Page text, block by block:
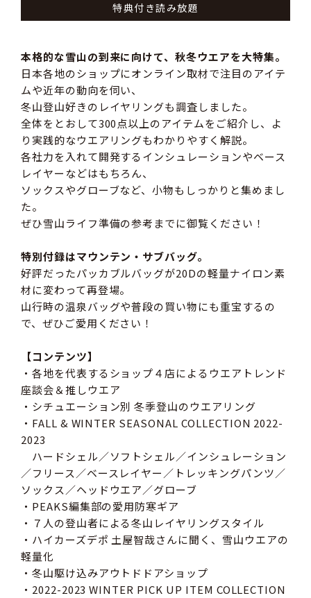
特典付き読み放題
本格的な雪山の到来に向けて、秋冬ウエアを大特集。
日本各地のショップにオンライン取材で注目のアイテ
ムや近年の動向を伺い、
冬山登山好きのレイヤリングも調査しました。
全体をとおして300点以上のアイテムをご紹介し、よ
り実践的なウエアリングもわかりやすく解説。
各社力を入れて開発するインシュレーションやベース
レイヤーなどはもちろん、
ソックスやグローブなど、小物もしっかりと集めまし
た。
ぜひ雪山ライフ準備の参考までに御覧ください！
特別付録はマウンテン・サブバッグ。
好評だったパッカブルバッグが20Dの軽量ナイロン素
材に変わって再登場。
山行時の温泉バッグや普段の買い物にも重宝するの
で、ぜひご愛用ください！
【コンテンツ】
・各地を代表するショップ４店によるウエアトレンド
座談会＆推しウエア
・シチュエーション別 冬季登山のウエアリング
・FALL & WINTER SEASONAL COLLECTION 2022-
2023
ハードシェル／ソフトシェル／インシュレーション
／フリース／ベースレイヤー／トレッキングパンツ／
ソックス／ヘッドウエア／グローブ
・PEAKS編集部の愛用防寒ギア
・７人の登山者による冬山レイヤリングスタイル
・ハイカーズデポ 土屋智哉さんに聞く、雪山ウエアの
軽量化
・冬山駆け込みアウトドドアショップ
・2022-2023 WINTER PICK UP ITEM COLLECTION